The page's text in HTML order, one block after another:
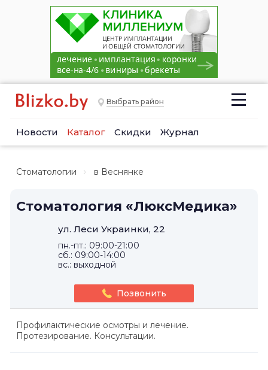
Выбрать район
Новости Каталог Скидки Журнал
Стоматологии в Веснянке
Стоматология «ЛюксМедика»
ул. Леси Украинки, 22
пн.-пт.: 09:00-21:00
сб.: 09:00-14:00
вс.: выходной
Позвонить
Профилактические осмотры и лечение.
Протезирование. Консультации.